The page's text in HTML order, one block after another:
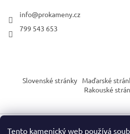
Tento kamenický web používá
info@prokameny.cz
799 543 653
Slovenské stránky Maďarské
Rakouské